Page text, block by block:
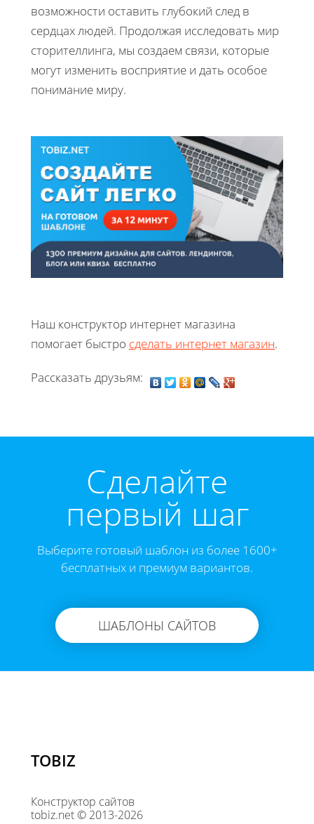
возможности оставить глубокий след в
сердцах людей. Продолжая исследовать мир
сторителлинга, мы создаем связи, которые
могут изменить восприятие и дать особое
понимание миру.
Наш конструктор интернет магазина
помогает быстро сделать интернет магазин.
Рассказать друзьям:
Cделайте
первый шаг
Выберите готовый шаблон из более 1600+
бесплатных и премиум вариантов.
ШАБЛОНЫ САЙТОВ
TOBIZ
Конструктор сайтов
tobiz.net © 2013-2026